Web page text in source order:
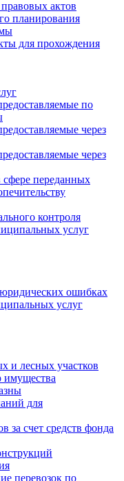
актов
планирования
для прохождения
по
через
через
сфере переданных
контроля
услуг
ошибках
услуг
и лесных участков
имущества
для
за счет средств фонда
перевозок по